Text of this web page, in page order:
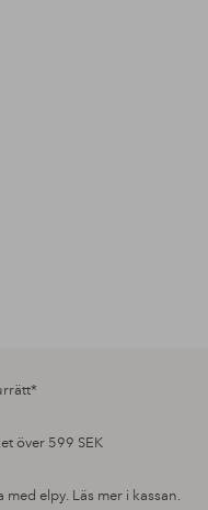
över 599 SEK
med elpy. Läs mer i kassan.